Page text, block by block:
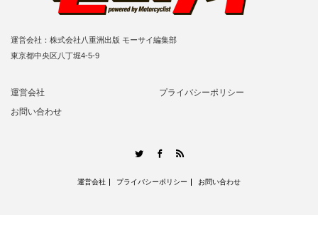
運営会社：株式会社八重洲出版 モーサイ編集部
東京都中央区八丁堀4-5-9
運営会社
プライバシーポリシー
お問い合わせ
TwitterFacebook
運営会社 プライバシーポリシー お問い合わせ